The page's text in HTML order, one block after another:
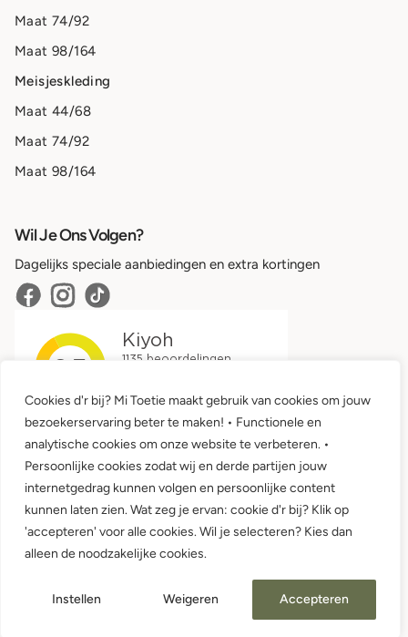
Cookies d'r bij? Mi Toetie maakt gebruik van cookies om jouw
bezoekerservaring beter te maken! • Functionele en
analytische cookies om onze website te verbeteren. •
Persoonlijke cookies zodat wij en derde partijen jouw
internetgedrag kunnen volgen en persoonlijke content
kunnen laten zien. Wat zeg je ervan: cookie d'r bij? Klik op
'accepteren' voor alle cookies. Wil je selecteren? Kies dan
alleen de noodzakelijke cookies.
Instellen Weigeren Accepteren
Maat 74/92
Maat 98/164
Meisjeskleding
Maat 44/68
Maat 74/92
Maat 98/164
Wil Je Ons Volgen?
Dagelijks speciale aanbiedingen en extra kortingen
Algemene voorwaarden •
© 2026 Mi Toetie Babykleding en Kinderkleding